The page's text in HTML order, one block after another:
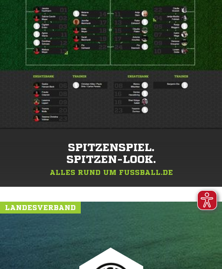
SPITZENSPIEL.
SPITZEN-LOOK.
ALLES RUND UM FUSSBALL.DE
LANDESVERBAND